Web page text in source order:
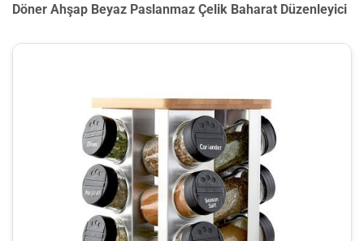
Döner Ahşap Beyaz Paslanmaz Çelik Baharat Düzenleyici